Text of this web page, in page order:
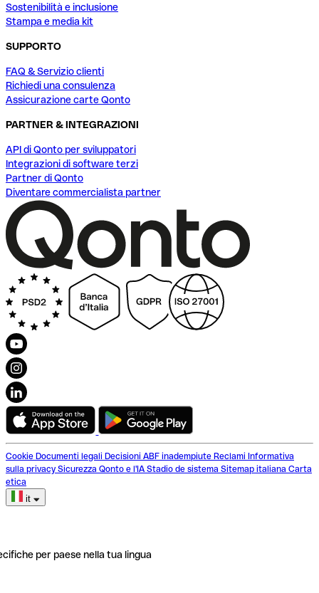
Sostenibilità e inclusione
Stampa e media kit
SUPPORTO
FAQ & Servizio clienti
Richiedi una consulenza
Assicurazione carte Qonto
PARTNER & INTEGRAZIONI
API di Qonto per sviluppatori
Integrazioni di software terzi
Partner di Qonto
Diventare commercialista partner
Cookie Documenti legali Decisioni ABF inadempiute Reclami Informativa
sulla privacy Sicurezza Qonto e l'IA Stadio de sistema Sitemap italiana Carta
etica
it
per paese nella tua lingua